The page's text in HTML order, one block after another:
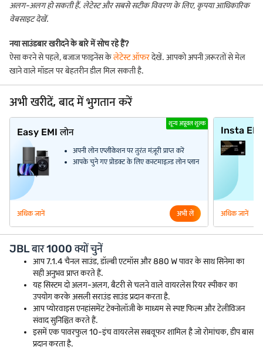
अलग-अलग हो सकती हैं. लेटेस्ट और सबसे सटीक विवरण के लिए, कृपया आधिकारिक
वेबसाइट देखें.
नया साउंडबार खरीदने के बारे में सोच रहे हैं?
ऐसा करने से पहले, बजाज फाइनेंस केलेटेस्ट ऑफरदेखें. आपको अपनी ज़रूरतों से मेल
खाने वाले मॉडल पर बेहतरीन डील मिल सकती है.
अभी खरीदें, बाद में भुगतान करें
शून्य अप्रूवल शुल्क
Easy EMI लोन
अपनी लोन एप्लीकेशन पर तुरंत मंज़ूरी प्राप्त करें
आपके चुने गए प्रोडक्ट के लिए कस्टमाइज़्ड लोन प्लान
अधिक जानें अभी लें
Insta
अधिक जानें
JBL बार 1000 क्यों चुनें
आप 7.1.4 चैनल साउंड, डॉल्बी एटमॉस और 880 W पावर के साथ सिनेमा का
सही अनुभव प्राप्त करते हैं.
यह सिस्टम दो अलग-अलग, बैटरी से चलने वाले वायरलेस रियर स्पीकर का
उपयोग करके असली सराउंड साउंड प्रदान करता है.
आप प्योरवाइस एनहांसमेंट टेक्नोलॉजी के माध्यम से स्पष्ट फिल्म और टेलीविजन
संवाद सुनिश्चित करते हैं.
इसमें एक पावरफुल 10-इंच वायरलेस सबवूफर शामिल है जो रोमांचक, डीप बास
प्रदान करता है.